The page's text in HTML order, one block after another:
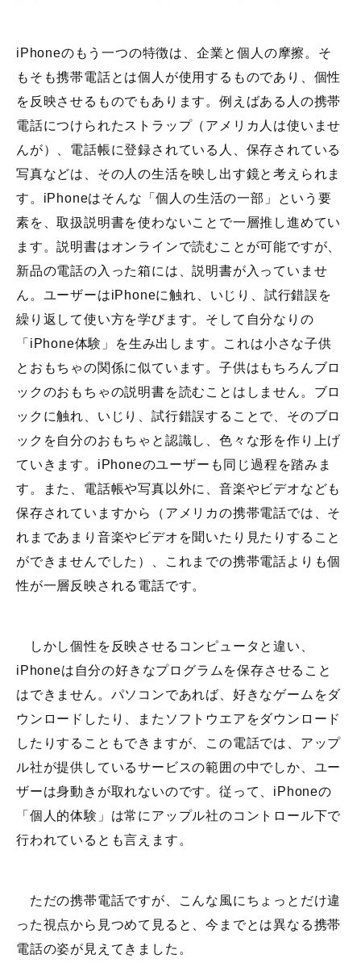
iPhoneのもう一つの特徴は、企業と個人の摩擦。そ
もそも携帯電話とは個人が使用するものであり、個性
を反映させるものでもあります。例えばある人の携帯
電話につけられたストラップ（アメリカ人は使いませ
んが）、電話帳に登録されている人、保存されている
写真などは、その人の生活を映し出す鏡と考えられま
す。iPhoneはそんな「個人の生活の一部」という要
素を、取扱説明書を使わないことで一層推し進めてい
ます。説明書はオンラインで読むことが可能ですが、
新品の電話の入った箱には、説明書が入っていませ
ん。ユーザーはiPhoneに触れ、いじり、試行錯誤を
繰り返して使い方を学びます。そして自分なりの
「iPhone体験」を生み出します。これは小さな子供
とおもちゃの関係に似ています。子供はもちろんブロ
ックのおもちゃの説明書を読むことはしません。ブロ
ックに触れ、いじり、試行錯誤することで、そのブロ
ックを自分のおもちゃと認識し、色々な形を作り上げ
ていきます。iPhoneのユーザーも同じ過程を踏みま
す。また、電話帳や写真以外に、音楽やビデオなども
保存されていますから（アメリカの携帯電話では、そ
れまであまり音楽やビデオを聞いたり見たりすること
ができませんでした）、これまでの携帯電話よりも個
性が一層反映される電話です。
しかし個性を反映させるコンピュータと違い、
iPhoneは自分の好きなプログラムを保存させること
はできません。パソコンであれば、好きなゲームをダ
ウンロードしたり、またソフトウエアをダウンロード
したりすることもできますが、この電話では、アップ
ル社が提供しているサービスの範囲の中でしか、ユー
ザーは身動きが取れないのです。従って、iPhoneの
「個人的体験」は常にアップル社のコントロール下で
行われているとも言えます。
ただの携帯電話ですが、こんな風にちょっとだけ違
った視点から見つめて見ると、今までとは異なる携帯
電話の姿が見えてきました。